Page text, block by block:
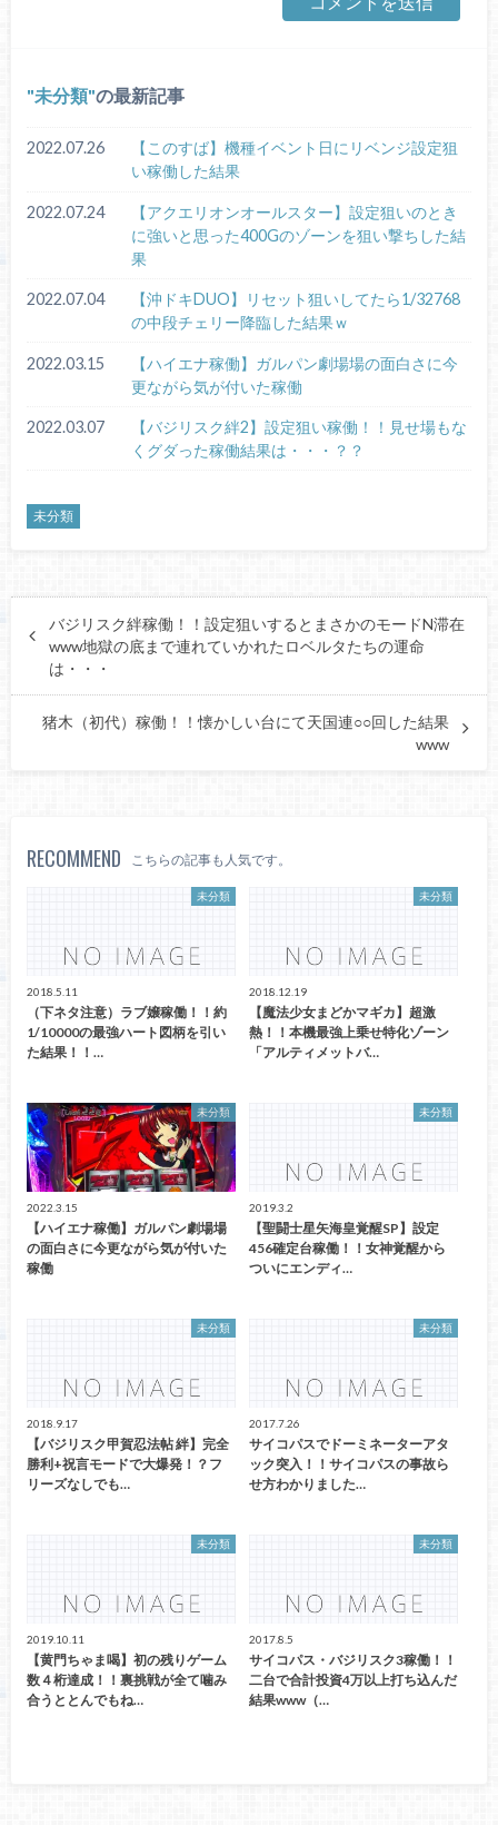
未分類 の最新記事
2022.07.26
【このすば】機種イベント日にリベンジ設定狙
い稼働した結果
2022.07.24
【アクエリオンオールスター】設定狙いのとき
に強いと思った400Gのゾーンを狙い撃ちした結
果
2022.07.04
【沖ドキDUO】リセット狙いしてたら1/32768
の中段チェリー降臨した結果ｗ
2022.03.15
【ハイエナ稼働】ガルパン劇場場の面白さに今
更ながら気が付いた稼働
2022.03.07
【バジリスク絆2】設定狙い稼働！！見せ場もな
くグダった稼働結果は・・・？？
未分類
バジリスク絆稼働！！設定狙いするとまさかのモードN滞在
www地獄の底まで連れていかれたロベルタたちの運命
は・・・
猪木（初代）稼働！！懐かしい台にて天国連○○回した結果
www
RECOMMEND こちらの記事も人気です。
未分類
2018.5.11
（下ネタ注意）ラブ嬢稼働！！約
1/10000の最強ハート図柄を引い
た結果！！…
未分類
2018.12.19
【魔法少女まどかマギカ】超激
熱！！本機最強上乗せ特化ゾーン
「アルティメットバ…
未分類
2022.3.15
【ハイエナ稼働】ガルパン劇場場
の面白さに今更ながら気が付いた
稼働
未分類
2019.3.2
【聖闘士星矢海皇覚醒SP】設定
456確定台稼働！！女神覚醒から
ついにエンディ…
未分類
2018.9.17
【バジリスク甲賀忍法帖 絆】完全
勝利+祝言モードで大爆発！？フ
リーズなしでも…
未分類
2017.7.26
サイコパスでドーミネーターアタ
ック突入！！サイコパスの事故ら
せ方わかりました…
未分類
2019.10.11
【黄門ちゃま喝】初の残りゲーム
数４桁達成！！裏挑戦が全て噛み
合うととんでもね…
未分類
2017.8.5
サイコパス・バジリスク3稼働！！
二台で合計投資4万以上打ち込んだ
結果www（…